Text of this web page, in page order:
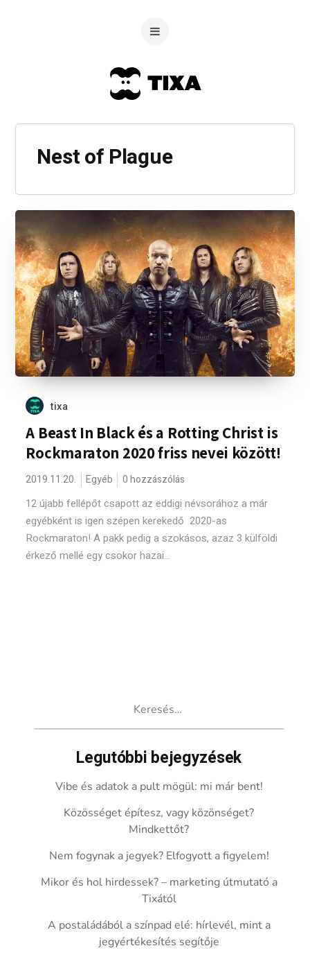
Nest of Plague
tixa
A Beast In Black és a Rotting Christ is
Rockmaraton 2020 friss nevei között!
2019.11.20. Egyéb 0 hozzászólás
12 újabb fellépőt csapott az eddigi névsorához a már
egyébként is igen szépen kerekedő 2020-as
Rockmaraton! A pakk pedig a szokásos, azaz 3 külföldi
érkező mellé egy csokor hazai...
Legutóbbi bejegyzések
Vibe és adatok a pult mögül: mi már bent!
Közösséget építesz, vagy közönséget?
Mindkettőt?
Nem fogynak a jegyek? Elfogyott a figyelem!
Mikor és hol hirdessek? – marketing útmutató a
Tixától
A postaládából a színpad elé: hírlevél, mint a
jegyértékesítés segítője